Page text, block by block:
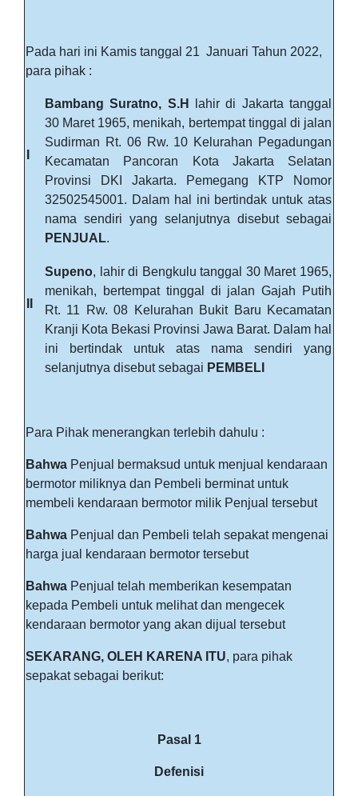
Pada hari ini Kamis tanggal 21 Januari Tahun 2022,
para pihak :
Bambang Suratno, S.H
lahir di Jakarta tanggal
30 Maret 1965, menikah, bertempat tinggal di jalan
Sudirman Rt. 06 Rw. 10 Kelurahan Pegadungan
Kecamatan Pancoran Kota Jakarta Selatan
Provinsi DKI Jakarta. Pemegang KTP Nomor
32502545001. Dalam hal ini bertindak untuk atas
nama sendiri yang selanjutnya disebut sebagai
PENJUAL.
Supeno, lahir di Bengkulu tanggal 30 Maret 1965,
menikah, bertempat tinggal di jalan Gajah Putih
Rt. 11 Rw. 08 Kelurahan Bukit Baru Kecamatan
Kranji Kota Bekasi Provinsi Jawa Barat. Dalam hal
ini bertindak untuk atas nama sendiri yang
selanjutnya disebut sebagai PEMBELI
Para Pihak menerangkan terlebih dahulu :
Bahwa Penjual bermaksud untuk menjual kendaraan
bermotor miliknya dan Pembeli berminat untuk
membeli kendaraan bermotor milik Penjual tersebut
Bahwa Penjual dan Pembeli telah sepakat mengenai
harga jual kendaraan bermotor tersebut
Bahwa Penjual telah memberikan kesempatan
kepada Pembeli untuk melihat dan mengecek
kendaraan bermotor yang akan dijual tersebut
SEKARANG, OLEH KARENA ITU, para pihak
sepakat sebagai berikut:
Pasal 1
Defenisi